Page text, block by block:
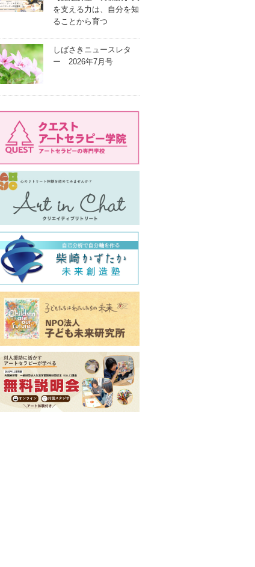
を支える力は、自分を知
ることから育つ
しばさきニュースレタ
ー 2026年7月号